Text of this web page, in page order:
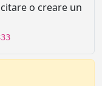
o creare un